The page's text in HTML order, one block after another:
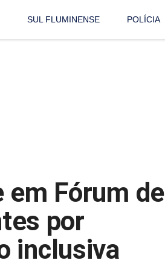
SUL FLUMINENSE POLÍCIA
em Fórum de
por
inclusiva